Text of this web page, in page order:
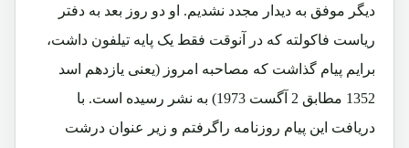
دیگر موفق به دیدار مجدد نشدیم. او دو روز بعد به دفتر
ریاست فاکولته که در آنوقت فقط یک پایه تیلفون داشت،
برایم پیام گذاشت که مصاحبه امروز (یعنی یازدهم اسد
1352 مطابق 2 آگست 1973) به نشر رسیده است. با
دریافت این پیام روزنامه راگرفتم و زیر عنوان درشت